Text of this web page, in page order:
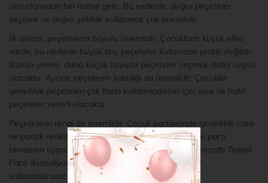
unsurlarından biri haline gelir. Bu nedenle, doğru peçeteler
seçmek ve doğru şekilde kullanmak çok önemlidir.
İlk olarak, peçetelerin boyutu önemlidir. Çocukların küçük elleri
vardır, bu nedenle büyük boy peçeteler kullanmak pratik değildir.
Bunun yerine, daha küçük boyutlu peçeteler seçmek daha uygun
olacaktır. Ayrıca, peçetenin kalınlığı da önemlidir. Çocuklar
genellikle peçeteleri çok fazla kullanmadıkları için, ince ve hafif
peçeteler yeterli olacaktır.
Peçetelerin rengi de önemlidir. Çocuk partilerinde genellikle canlı
ve parlak renkler kullanılır. Bu nedenle, peçeteler de parti
temasına uygun renkte seçilmelidir. Örneğin, bir Denizaltı Temalı
Parti düzenliyorsanız, mavi ve yeşil renkli peçeteler
kullanabilirsiniz.